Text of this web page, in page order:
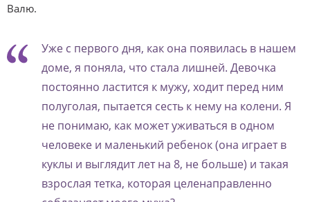
Валю.
Уже с первого дня, как она появилась в нашем
доме, я поняла, что стала лишней. Девочка
постоянно ластится к мужу, ходит перед ним
полуголая, пытается сесть к нему на колени. Я
не понимаю, как может уживаться в одном
человеке и маленький ребенок (она играет в
куклы и выглядит лет на 8, не больше) и такая
взрослая тетка, которая целенаправленно